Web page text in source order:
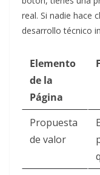
real. Si nadie hace
desarrollo técnico
Elemento
de la
Página
Propuesta
de valor